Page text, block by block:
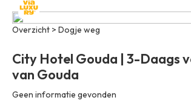
Overzicht > Dogje weg
City Hotel Gouda | 3-Daags
van Gouda
Geen informatie gevonden